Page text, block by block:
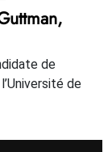
de
de